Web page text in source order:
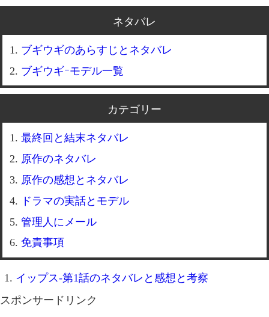
ネタバレ
ブギウギのあらすじとネタバレ
ブギウギｰモデル一覧
カテゴリー
最終回と結末ネタバレ
原作のネタバレ
原作の感想とネタバレ
ドラマの実話とモデル
管理人にメール
免責事項
イップス-第1話のネタバレと感想と考察
スポンサードリンク